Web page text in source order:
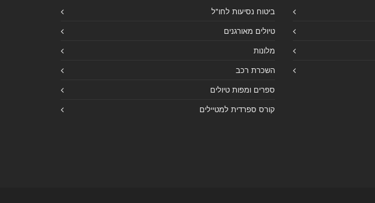
ביטוח נסיעות לחו"ל
טיולים מאורגנים
מלונות
השכרת רכב
ספרים ומפות טיולים
קורס ספרדית למטיילים